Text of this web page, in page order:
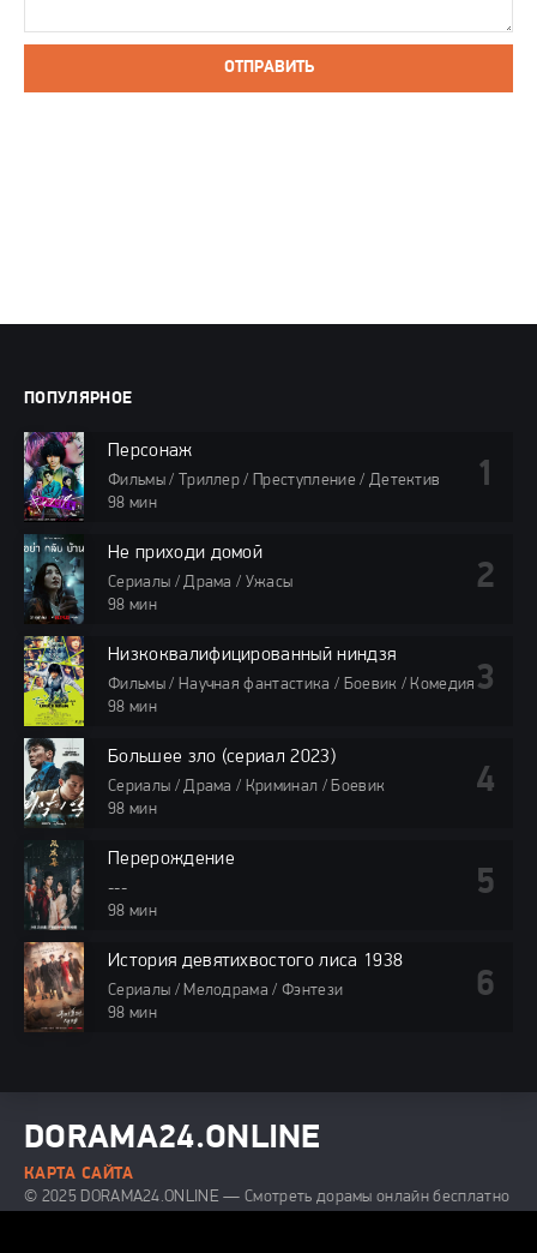
ОТПРАВИТЬ
ПОПУЛЯРНОЕ
Персонаж
Фильмы / Триллер / Преступление / Детектив
98 мин
Не приходи домой
Сериалы / Драма / Ужасы
98 мин
Низкоквалифицированный ниндзя
Фильмы / Научная фантастика / Боевик / Комедия
98 мин
Большее зло (сериал 2023)
Сериалы / Драма / Криминал / Боевик
98 мин
Перерождение
---
98 мин
История девятихвостого лиса 1938
Сериалы / Мелодрама / Фэнтези
98 мин
DORAMA24.ONLINE
© 2025 DORAMA24.ONLINE — Смотреть дорамы онлайн бесплатно
КАРТА САЙТА